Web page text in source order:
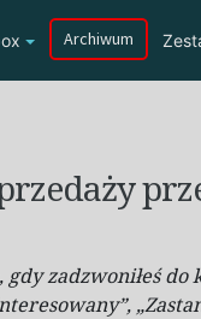
Archiwum
zadzwoniłeś do